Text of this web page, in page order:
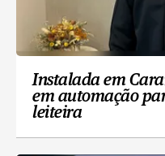
Instalada em
em automação
leiteira